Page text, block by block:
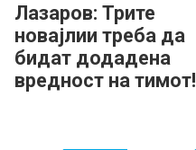
Лазаров: Трите
новајлии треба да
бидат додадена
вредност на тимот!